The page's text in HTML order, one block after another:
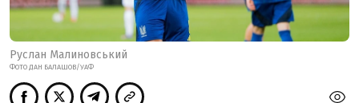
Руслан Малиновський
ФОТО ДАН БАЛАШОВ/УАФ